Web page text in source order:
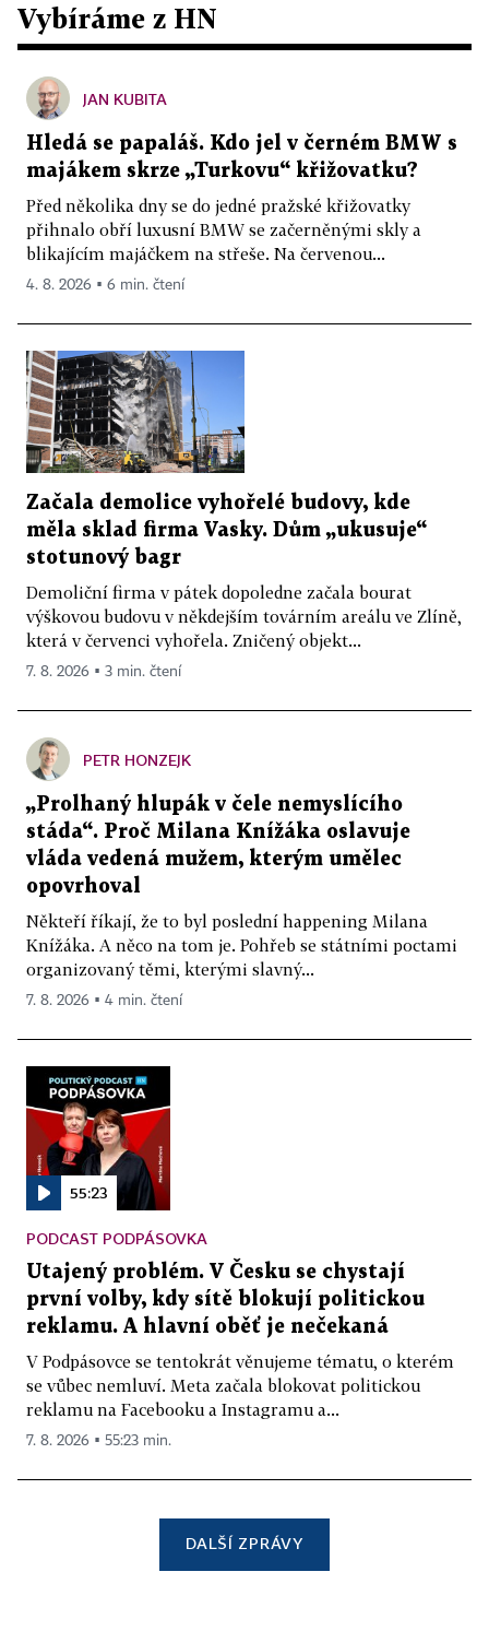
Vybíráme z HN
JAN KUBITA
Hledá se papaláš. Kdo jel v černém BMW s
majákem skrze „Turkovu“ křižovatku?
Před několika dny se do jedné pražské křižovatky
přihnalo obří luxusní BMW se začerněnými skly a
blikajícím majáčkem na střeše. Na červenou...
4. 8. 2026 ▪ 6 min. čtení
Začala demolice vyhořelé budovy, kde
měla sklad firma Vasky. Dům „ukusuje“
stotunový bagr
Demoliční firma v pátek dopoledne začala bourat
výškovou budovu v někdejším továrním areálu ve Zlíně,
která v červenci vyhořela. Zničený objekt...
7. 8. 2026 ▪ 3 min. čtení
PETR HONZEJK
„Prolhaný hlupák v čele nemyslícího
stáda“. Proč Milana Knížáka oslavuje
vláda vedená mužem, kterým umělec
opovrhoval
Někteří říkají, že to byl poslední happening Milana
Knížáka. A něco na tom je. Pohřeb se státními poctami
organizovaný těmi, kterými slavný...
7. 8. 2026 ▪ 4 min. čtení
55:23
PODCAST PODPÁSOVKA
Utajený problém. V Česku se chystají
první volby, kdy sítě blokují politickou
reklamu. A hlavní oběť je nečekaná
V Podpásovce se tentokrát věnujeme tématu, o kterém
se vůbec nemluví. Meta začala blokovat politickou
reklamu na Facebooku a Instagramu a...
7. 8. 2026 ▪ 55:23 min.
DALŠÍ ZPRÁVY